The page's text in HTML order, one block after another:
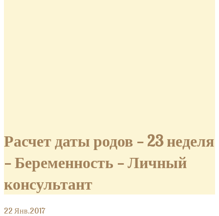
Расчет даты родов — 23 неделя
— Беременность — Личный
консультант
22 Янв.2017